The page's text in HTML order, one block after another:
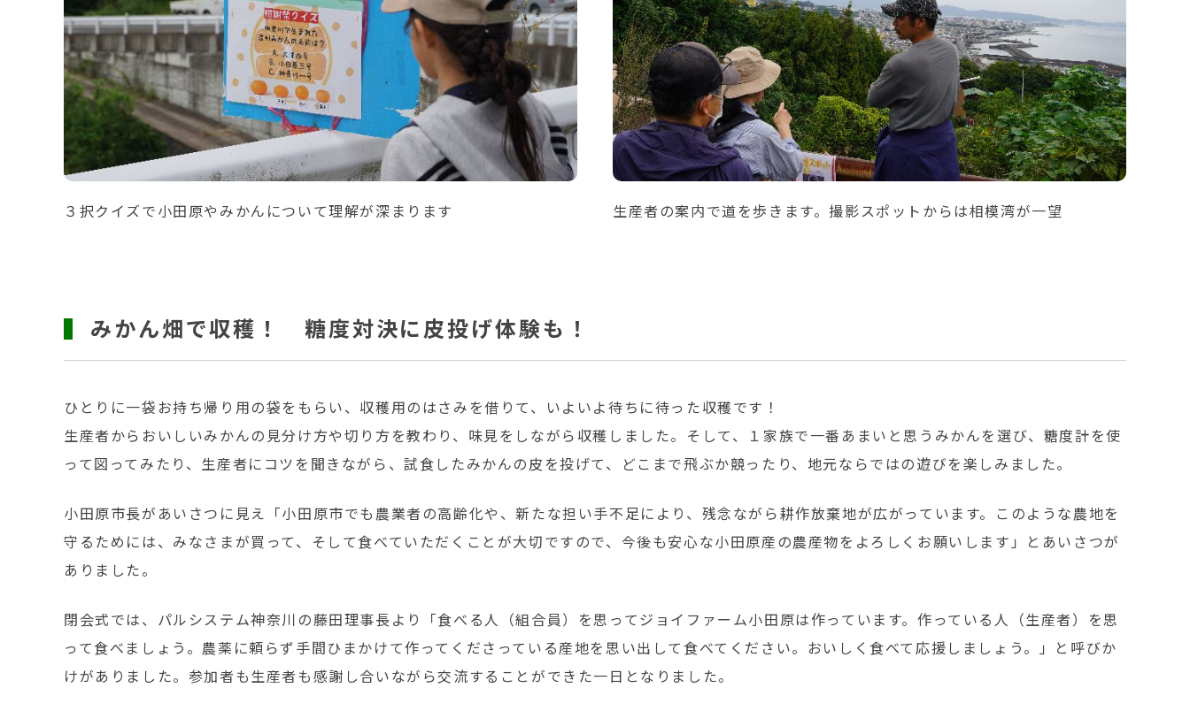
３択クイズで小田原やみかんについて理解が深まります 生産者の案内で道を歩きます。撮影スポットからは相模湾が一望
みかん畑で収穫！ 糖度対決に皮投げ体験も！
ひとりに一袋お持ち帰り用の袋をもらい、収穫用のはさみを借りて、いよいよ待ちに待った収穫です！
生産者からおいしいみかんの見分け方や切り方を教わり、味見をしながら収穫しました。そして、１家族で一番あまいと思うみかんを選び、糖度計を使
って図ってみたり、生産者にコツを聞きながら、試食したみかんの皮を投げて、どこまで飛ぶか競ったり、地元ならではの遊びを楽しみました。
小田原市長があいさつに見え「小田原市でも農業者の高齢化や、新たな担い手不足により、残念ながら耕作放棄地が広がっています。このような農地を
守るためには、みなさまが買って、そして食べていただくことが大切ですので、今後も安心な小田原産の農産物をよろしくお願いします」とあいさつが
ありました。
閉会式では、パルシステム神奈川の藤田理事長より「食べる人（組合員）を思ってジョイファーム小田原は作っています。作っている人（生産者）を思
って食べましょう。農薬に頼らず手間ひまかけて作ってくださっている産地を思い出して食べてください。おいしく食べて応援しましょう。」と呼びか
けがありました。参加者も生産者も感謝し合いながら交流することができた一日となりました。